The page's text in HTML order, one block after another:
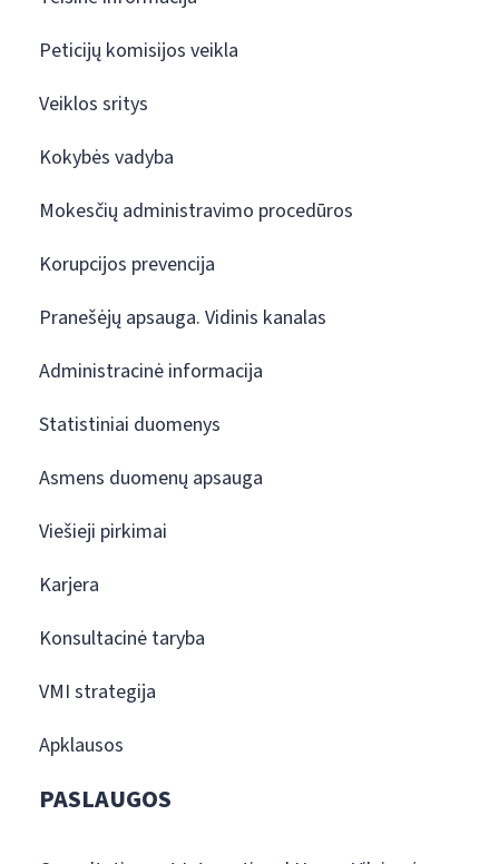
Peticijų komisijos veikla
Veiklos sritys
Kokybės vadyba
Mokesčių administravimo procedūros
Korupcijos prevencija
Pranešėjų apsauga. Vidinis kanalas
Administracinė informacija
Statistiniai duomenys
Asmens duomenų apsauga
Viešieji pirkimai
Karjera
Konsultacinė taryba
VMI strategija
Apklausos
PASLAUGOS